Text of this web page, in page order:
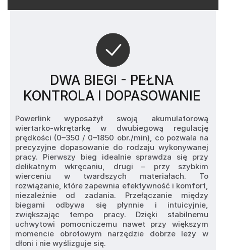
DWA BIEGI - PEŁNA
KONTROLA I DOPASOWANIE
Powerlink wyposażył swoją akumulatorową
wiertarko-wkrętarkę w dwubiegową regulację
prędkości (0–350 / 0–1850 obr./min), co pozwala na
precyzyjne dopasowanie do rodzaju wykonywanej
pracy. Pierwszy bieg idealnie sprawdza się przy
delikatnym wkręcaniu, drugi – przy szybkim
wierceniu w twardszych materiałach. To
rozwiązanie, które zapewnia efektywność i komfort,
niezależnie od zadania. Przełączanie między
biegami odbywa się płynnie i intuicyjnie,
zwiększając tempo pracy. Dzięki stabilnemu
uchwytowi pomocniczemu nawet przy większym
momencie obrotowym narzędzie dobrze leży w
dłoni i nie wyślizguje się.